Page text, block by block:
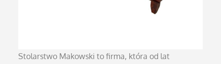
Stolarstwo Makowski to firma, która od lat